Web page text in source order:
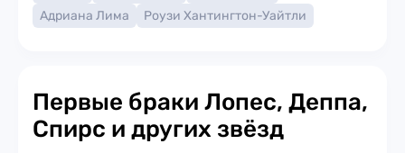
Адриана Лима
Роузи Хантингтон-Уайтли
Первые браки Лопес, Деппа,
Спирс и других звёзд